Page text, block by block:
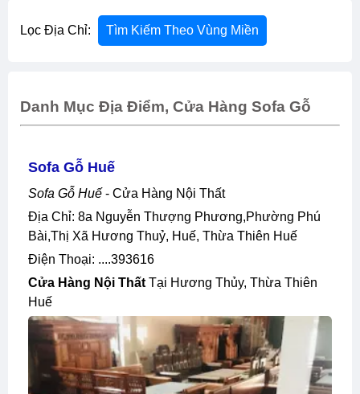
Lọc Địa Chỉ: Tìm Kiếm Theo Vùng Miền
Danh Mục Địa Điểm, Cửa Hàng Sofa Gỗ
Sofa Gỗ Huế
Sofa Gỗ Huế - Cửa Hàng Nội Thất
Địa Chỉ: 8a Nguyễn Thượng Phương,phường Phú
Bài,thị Xã Hương Thuỷ, Huế, Thừa Thiên Huế
Điện Thoại: ....393616
Cửa Hàng Nội Thất Tại Hương Thủy, Thừa Thiên
Huế